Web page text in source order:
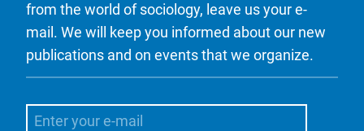
from the world of sociology, leave us your e-
mail. We will keep you informed about our new
publications and on events that we organize.